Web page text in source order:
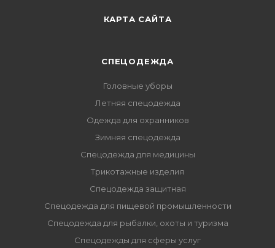
КАРТА САЙТА
СПЕЦОДЕЖДА
Головные уборы
Летняя спецодежда
Одежда для охранников
Зимняя спецодежда
Спецодежда для медицины
Трикотажные изделия
Спецодежда защитная
Спецодежда для пищевой промышленности
Спецодежда для рыбалки, охоты и туризма
Спецодежды для сферы услуг